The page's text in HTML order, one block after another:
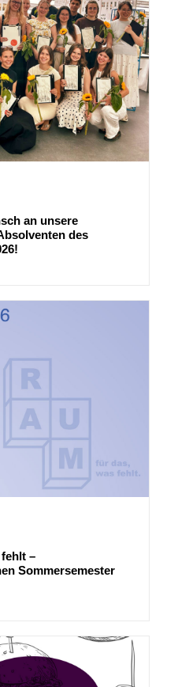
an unsere
des
–
Sommersemester